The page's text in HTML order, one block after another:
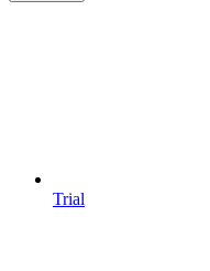
Trial